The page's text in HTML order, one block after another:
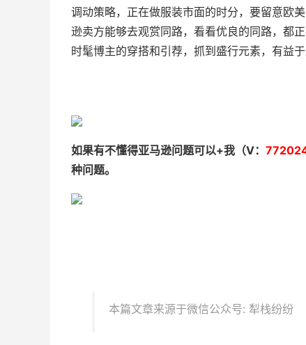
调动策略，正在做服装市面的时分，要留意欧
逊卖方能够去观赏同路，看看优良的同路，都
时髦博主的穿搭和引荐，抓到盛行元素，有益于
如果有不懂得亚马逊问题可以+我（V：
种问题。
本篇文章来源于微信公众号: 犁栈纷纷